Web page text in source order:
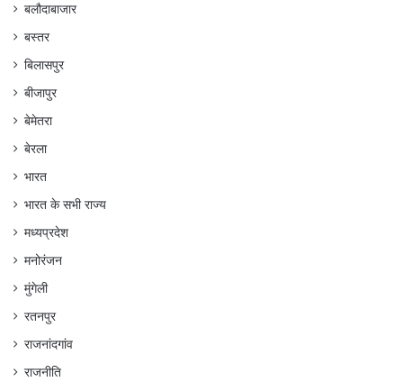
बलौदाबाजार
बस्तर
बिलासपुर
बीजापुर
बेमेतरा
बेरला
भारत
भारत के सभी राज्य
मध्यप्रदेश
मनोरंजन
मुंगेली
रतनपुर
राजनांदगांव
राजनीति